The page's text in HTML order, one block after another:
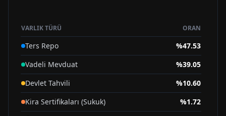
VARLIK TÜRÜ ORAN
Ters Repo %47.53
Vadeli Mevduat
%39.05
Devlet Tahvili
%10.60
Kira Sertifikaları (Sukuk)
%1.72